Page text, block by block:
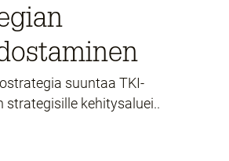
suuntaa TKI-
strategisille kehitysaluei..